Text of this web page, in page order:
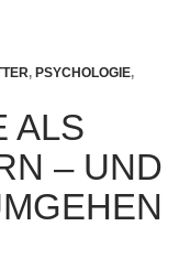
, PSYCHOLOGIE,
ALS
– UND